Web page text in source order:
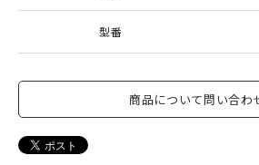
お買い物ガイド
型番
商品について問い合わ